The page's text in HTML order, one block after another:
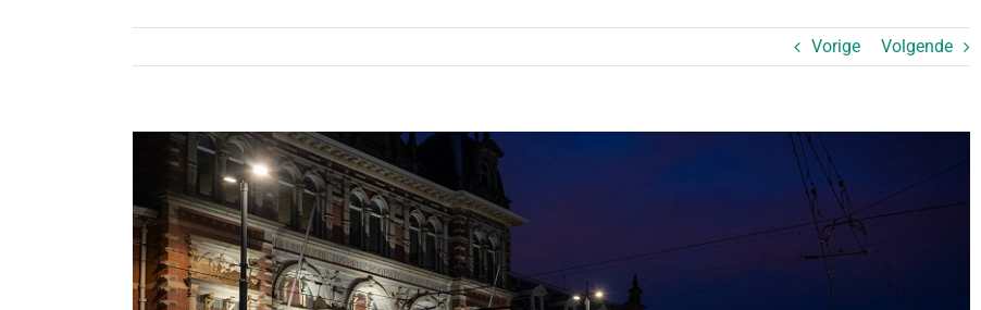
Vorige Volgende
Bekijk
afbeelding